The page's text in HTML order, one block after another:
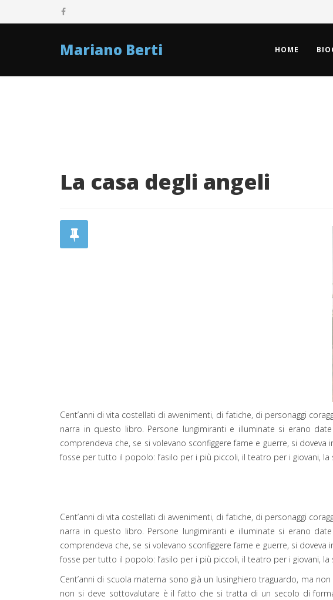
Mariano Berti HOME
La casa degli angeli
Cent’anni di vita costellati di avvenimenti, di fatiche, di personaggi
narra in questo libro. Persone lungimiranti e illuminate si erano
comprendeva che, se si volevano sconfiggere fame e guerre, si
fosse per tutto il popolo: l’asilo per i più piccoli, il teatro per i giovani,
Cent’anni di vita costellati di avvenimenti, di fatiche, di personaggi
narra in questo libro. Persone lungimiranti e illuminate si erano
comprendeva che, se si volevano sconfiggere fame e guerre, si
fosse per tutto il popolo: l’asilo per i più piccoli, il teatro per i giovani,
Cent’anni di scuola materna sono già un lusinghiero traguardo, ma
non si deve sottovalutare è il fatto che si tratta di un secolo di